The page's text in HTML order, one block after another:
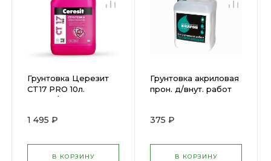
Грунтовка Церезит
CT17 PRO 10л.
210487/210488
1 495 ₽
В КОРЗИНУ
Грунтовка акриловая
прон. д/внут. работ
375 ₽
В КОРЗИНУ